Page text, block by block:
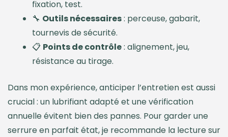
fixation, test.
🔧 Outils nécessaires: perceuse, gabarit,
tournevis de sécurité.
📋 Points de contrôle: alignement, jeu,
résistance au tirage.
Dans mon expérience, anticiper l’entretien est aussi
crucial : un lubrifiant adapté et une vérification
annuelle évitent bien des pannes. Pour garder une
serrure en parfait état, je recommande la lecture sur